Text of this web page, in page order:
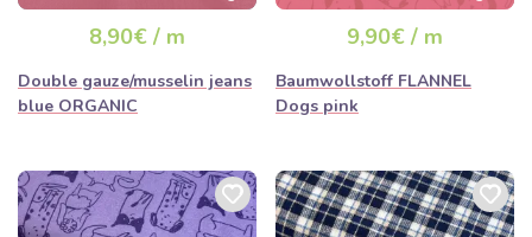
ausverkauft sein
8,90€ / m
Double gauze/musselin jeans
blue ORGANIC
ausverkauft sein
9,90€ / m
Baumwollstoff FLANNEL
Dogs pink